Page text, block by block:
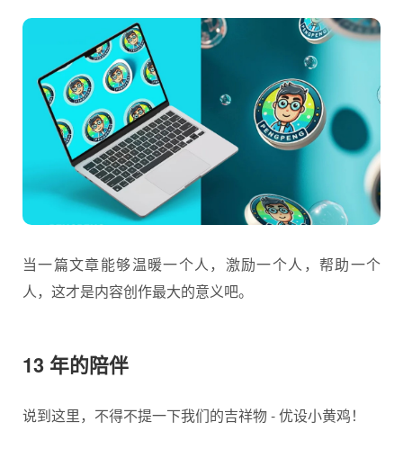
当一篇文章能够温暖一个人，激励一个人，帮助一个
人，这才是内容创作最大的意义吧。
13 年的陪伴
说到这里，不得不提一下我们的吉祥物 - 优设小黄鸡！